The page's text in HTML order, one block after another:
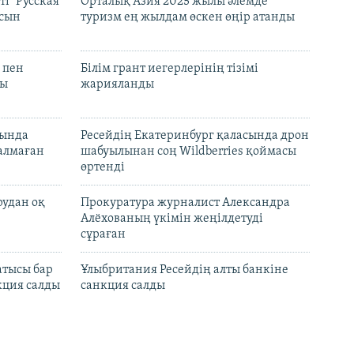
туризм ең жылдам өскен өңір атанды
Білім грант иегерлерінің тізімі
жарияланды
Ресейдің Екатеринбург қаласында дрон
шабуылынан соң Wildberries қоймасы
өртенді
оқ
Прокуратура журналист Александра
Алёхованың үкімін жеңілдетуді
сұраған
бар
салды
Ұлыбритания Ресейдің алты банкіне
санкция салды